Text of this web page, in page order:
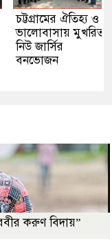
চট্টগ্রামের ঐতিহ্য ও
ভালোবাসায় মুখরিত
নিউ জার্সির
বনভোজন
করুণ বিদায়”